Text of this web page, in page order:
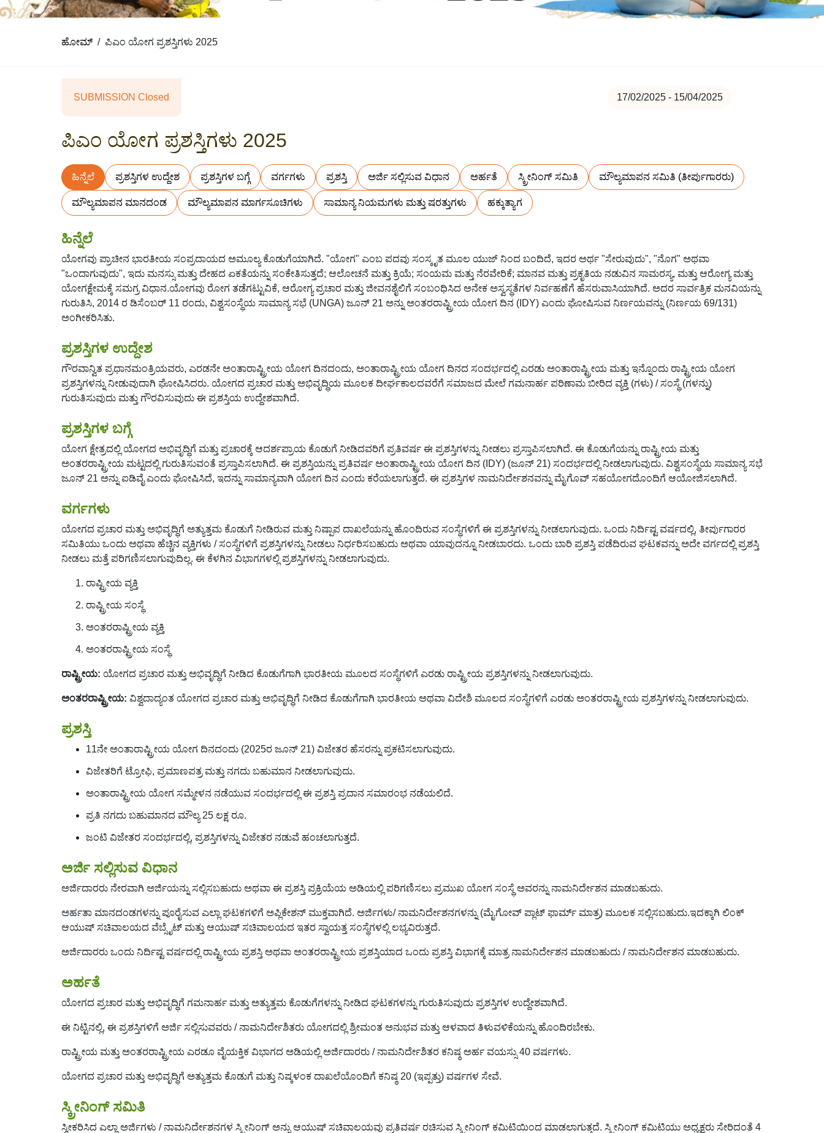
ಹೋಮ್ ಪಿಎಂ ಯೋಗ ಪ್ರಶಸ್ತಿಗಳು 2025
SUBMISSION Closed 17/02/2025 - 15/04/2025
ಪಿಎಂ ಯೋಗ ಪ್ರಶಸ್ತಿಗಳು 2025
ಹಿನ್ನೆಲೆ ಪ್ರಶಸ್ತಿಗಳ ಉದ್ದೇಶ ಪ್ರಶಸ್ತಿಗಳ ಬಗ್ಗೆ ವರ್ಗಗಳು ಪ್ರಶಸ್ತಿ ಅರ್ಜಿ ಸಲ್ಲಿಸುವ ವಿಧಾನ ಅರ್ಹತೆ ಸ್ಕ್ರೀನಿಂಗ್ ಸಮಿತಿ ಮೌಲ್ಯಮಾಪನ ಸಮಿತಿ (ತೀರ್ಪುಗಾರರು)
ಮೌಲ್ಯಮಾಪನ ಮಾನದಂಡ ಮೌಲ್ಯಮಾಪನ ಮಾರ್ಗಸೂಚಿಗಳು ಸಾಮಾನ್ಯ ನಿಯಮಗಳು ಮತ್ತು ಷರತ್ತುಗಳು ಹಕ್ಕುತ್ಯಾಗ
ಹಿನ್ನೆಲೆ
ಯೋಗವು ಪ್ರಾಚೀನ ಭಾರತೀಯ ಸಂಪ್ರದಾಯದ ಅಮೂಲ್ಯ ಕೊಡುಗೆಯಾಗಿದೆ. "ಯೋಗ" ಎಂಬ ಪದವು ಸಂಸ್ಕೃತ ಮೂಲ ಯುಜ್ ನಿಂದ ಬಂದಿದೆ, ಇದರ ಅರ್ಥ "ಸೇರುವುದು", "ನೊಗ" ಅಥವಾ
"ಒಂದಾಗುವುದು", ಇದು ಮನಸ್ಸು ಮತ್ತು ದೇಹದ ಏಕತೆಯನ್ನು ಸಂಕೇತಿಸುತ್ತದೆ; ಆಲೋಚನೆ ಮತ್ತು ಕ್ರಿಯೆ; ಸಂಯಮ ಮತ್ತು ನೆರವೇರಿಕೆ; ಮಾನವ ಮತ್ತು ಪ್ರಕೃತಿಯ ನಡುವಿನ ಸಾಮರಸ್ಯ, ಮತ್ತು ಆರೋಗ್ಯ ಮತ್ತು
ಯೋಗಕ್ಷೇಮಕ್ಕೆ ಸಮಗ್ರ ವಿಧಾನ.ಯೋಗವು ರೋಗ ತಡೆಗಟ್ಟುವಿಕೆ, ಆರೋಗ್ಯ ಪ್ರಚಾರ ಮತ್ತು ಜೀವನಶೈಲಿಗೆ ಸಂಬಂಧಿಸಿದ ಅನೇಕ ಅಸ್ವಸ್ಥತೆಗಳ ನಿರ್ವಹಣೆಗೆ ಹೆಸರುವಾಸಿಯಾಗಿದೆ. ಅದರ ಸಾರ್ವತ್ರಿಕ ಮನವಿಯನ್ನು
ಗುರುತಿಸಿ, 2014 ರ ಡಿಸೆಂಬರ್ 11 ರಂದು, ವಿಶ್ವಸಂಸ್ಥೆಯ ಸಾಮಾನ್ಯ ಸಭೆ (UNGA) ಜೂನ್ 21 ಅನ್ನು ಅಂತರರಾಷ್ಟ್ರೀಯ ಯೋಗ ದಿನ (IDY) ಎಂದು ಘೋಷಿಸುವ ನಿರ್ಣಯವನ್ನು (ನಿರ್ಣಯ 69/131)
ಅಂಗೀಕರಿಸಿತು.
ಪ್ರಶಸ್ತಿಗಳ ಉದ್ದೇಶ
ಗೌರವಾನ್ವಿತ ಪ್ರಧಾನಮಂತ್ರಿಯವರು, ಎರಡನೇ ಅಂತಾರಾಷ್ಟ್ರೀಯ ಯೋಗ ದಿನದಂದು, ಅಂತಾರಾಷ್ಟ್ರೀಯ ಯೋಗ ದಿನದ ಸಂದರ್ಭದಲ್ಲಿ ಎರಡು ಅಂತಾರಾಷ್ಟ್ರೀಯ ಮತ್ತು ಇನ್ನೊಂದು ರಾಷ್ಟ್ರೀಯ ಯೋಗ
ಪ್ರಶಸ್ತಿಗಳನ್ನು ನೀಡುವುದಾಗಿ ಘೋಷಿಸಿದರು. ಯೋಗದ ಪ್ರಚಾರ ಮತ್ತು ಅಭಿವೃದ್ಧಿಯ ಮೂಲಕ ದೀರ್ಘಕಾಲದವರೆಗೆ ಸಮಾಜದ ಮೇಲೆ ಗಮನಾರ್ಹ ಪರಿಣಾಮ ಬೀರಿದ ವ್ಯಕ್ತಿ (ಗಳು) / ಸಂಸ್ಥೆ (ಗಳನ್ನು)
ಗುರುತಿಸುವುದು ಮತ್ತು ಗೌರವಿಸುವುದು ಈ ಪ್ರಶಸ್ತಿಯ ಉದ್ದೇಶವಾಗಿದೆ.
ಪ್ರಶಸ್ತಿಗಳ ಬಗ್ಗೆ
ಯೋಗ ಕ್ಷೇತ್ರದಲ್ಲಿ ಯೋಗದ ಅಭಿವೃದ್ಧಿಗೆ ಮತ್ತು ಪ್ರಚಾರಕ್ಕೆ ಆದರ್ಶಪ್ರಾಯ ಕೊಡುಗೆ ನೀಡಿದವರಿಗೆ ಪ್ರತಿವರ್ಷ ಈ ಪ್ರಶಸ್ತಿಗಳನ್ನು ನೀಡಲು ಪ್ರಸ್ತಾಪಿಸಲಾಗಿದೆ. ಈ ಕೊಡುಗೆಯನ್ನು ರಾಷ್ಟ್ರೀಯ ಮತ್ತು
ಅಂತರರಾಷ್ಟ್ರೀಯ ಮಟ್ಟದಲ್ಲಿ ಗುರುತಿಸುವಂತೆ ಪ್ರಸ್ತಾಪಿಸಲಾಗಿದೆ. ಈ ಪ್ರಶಸ್ತಿಯನ್ನು ಪ್ರತಿವರ್ಷ ಅಂತಾರಾಷ್ಟ್ರೀಯ ಯೋಗ ದಿನ (IDY) (ಜೂನ್ 21) ಸಂದರ್ಭದಲ್ಲಿ ನೀಡಲಾಗುವುದು. ವಿಶ್ವಸಂಸ್ಥೆಯ ಸಾಮಾನ್ಯ ಸಭೆ
ಜೂನ್ 21 ಅನ್ನು ಐಡಿವೈ ಎಂದು ಘೋಷಿಸಿದೆ, ಇದನ್ನು ಸಾಮಾನ್ಯವಾಗಿ ಯೋಗ ದಿನ ಎಂದು ಕರೆಯಲಾಗುತ್ತದೆ. ಈ ಪ್ರಶಸ್ತಿಗಳ ನಾಮನಿರ್ದೇಶನವನ್ನು ಮೈಗೊವ್ ಸಹಯೋಗದೊಂದಿಗೆ ಆಯೋಜಿಸಲಾಗಿದೆ.
ವರ್ಗಗಳು
ಯೋಗದ ಪ್ರಚಾರ ಮತ್ತು ಅಭಿವೃದ್ಧಿಗೆ ಅತ್ಯುತ್ತಮ ಕೊಡುಗೆ ನೀಡಿರುವ ಮತ್ತು ನಿಷ್ಪಾಪ ದಾಖಲೆಯನ್ನು ಹೊಂದಿರುವ ಸಂಸ್ಥೆಗಳಿಗೆ ಈ ಪ್ರಶಸ್ತಿಗಳನ್ನು ನೀಡಲಾಗುವುದು. ಒಂದು ನಿರ್ದಿಷ್ಟ ವರ್ಷದಲ್ಲಿ, ತೀರ್ಪುಗಾರರ
ಸಮಿತಿಯು ಒಂದು ಅಥವಾ ಹೆಚ್ಚಿನ ವ್ಯಕ್ತಿಗಳು / ಸಂಸ್ಥೆಗಳಿಗೆ ಪ್ರಶಸ್ತಿಗಳನ್ನು ನೀಡಲು ನಿರ್ಧರಿಸಬಹುದು ಅಥವಾ ಯಾವುದನ್ನೂ ನೀಡಬಾರದು. ಒಂದು ಬಾರಿ ಪ್ರಶಸ್ತಿ ಪಡೆದಿರುವ ಘಟಕವನ್ನು ಅದೇ ವರ್ಗದಲ್ಲಿ ಪ್ರಶಸ್ತಿ
ನೀಡಲು ಮತ್ತೆ ಪರಿಗಣಿಸಲಾಗುವುದಿಲ್ಲ. ಈ ಕೆಳಗಿನ ವಿಭಾಗಗಳಲ್ಲಿ ಪ್ರಶಸ್ತಿಗಳನ್ನು ನೀಡಲಾಗುವುದು.
ರಾಷ್ಟ್ರೀಯ ವ್ಯಕ್ತಿ
ರಾಷ್ಟ್ರೀಯ ಸಂಸ್ಥೆ
ಅಂತರರಾಷ್ಟ್ರೀಯ ವ್ಯಕ್ತಿ
ಅಂತರರಾಷ್ಟ್ರೀಯ ಸಂಸ್ಥೆ
ರಾಷ್ಟ್ರೀಯ: ಯೋಗದ ಪ್ರಚಾರ ಮತ್ತು ಅಭಿವೃದ್ಧಿಗೆ ನೀಡಿದ ಕೊಡುಗೆಗಾಗಿ ಭಾರತೀಯ ಮೂಲದ ಸಂಸ್ಥೆಗಳಿಗೆ ಎರಡು ರಾಷ್ಟ್ರೀಯ ಪ್ರಶಸ್ತಿಗಳನ್ನು ನೀಡಲಾಗುವುದು.
ಅಂತರರಾಷ್ಟ್ರೀಯ: ವಿಶ್ವದಾದ್ಯಂತ ಯೋಗದ ಪ್ರಚಾರ ಮತ್ತು ಅಭಿವೃದ್ಧಿಗೆ ನೀಡಿದ ಕೊಡುಗೆಗಾಗಿ ಭಾರತೀಯ ಅಥವಾ ವಿದೇಶಿ ಮೂಲದ ಸಂಸ್ಥೆಗಳಿಗೆ ಎರಡು ಅಂತರರಾಷ್ಟ್ರೀಯ ಪ್ರಶಸ್ತಿಗಳನ್ನು ನೀಡಲಾಗುವುದು.
ಪ್ರಶಸ್ತಿ
11ನೇ ಅಂತಾರಾಷ್ಟ್ರೀಯ ಯೋಗ ದಿನದಂದು (2025ರ ಜೂನ್ 21) ವಿಜೇತರ ಹೆಸರನ್ನು ಪ್ರಕಟಿಸಲಾಗುವುದು.
ವಿಜೇತರಿಗೆ ಟ್ರೋಫಿ, ಪ್ರಮಾಣಪತ್ರ ಮತ್ತು ನಗದು ಬಹುಮಾನ ನೀಡಲಾಗುವುದು.
ಅಂತಾರಾಷ್ಟ್ರೀಯ ಯೋಗ ಸಮ್ಮೇಳನ ನಡೆಯುವ ಸಂದರ್ಭದಲ್ಲಿ ಈ ಪ್ರಶಸ್ತಿ ಪ್ರದಾನ ಸಮಾರಂಭ ನಡೆಯಲಿದೆ.
ಪ್ರತಿ ನಗದು ಬಹುಮಾನದ ಮೌಲ್ಯ 25 ಲಕ್ಷ ರೂ.
ಜಂಟಿ ವಿಜೇತರ ಸಂದರ್ಭದಲ್ಲಿ, ಪ್ರಶಸ್ತಿಗಳನ್ನು ವಿಜೇತರ ನಡುವೆ ಹಂಚಲಾಗುತ್ತದೆ.
ಅರ್ಜಿ ಸಲ್ಲಿಸುವ ವಿಧಾನ
ಅರ್ಜಿದಾರರು ನೇರವಾಗಿ ಅರ್ಜಿಯನ್ನು ಸಲ್ಲಿಸಬಹುದು ಅಥವಾ ಈ ಪ್ರಶಸ್ತಿ ಪ್ರಕ್ರಿಯೆಯ ಅಡಿಯಲ್ಲಿ ಪರಿಗಣಿಸಲು ಪ್ರಮುಖ ಯೋಗ ಸಂಸ್ಥೆ ಅವರನ್ನು ನಾಮನಿರ್ದೇಶನ ಮಾಡಬಹುದು.
ಅರ್ಹತಾ ಮಾನದಂಡಗಳನ್ನು ಪೂರೈಸುವ ಎಲ್ಲಾ ಘಟಕಗಳಿಗೆ ಅಪ್ಲಿಕೇಶನ್ ಮುಕ್ತವಾಗಿದೆ. ಅರ್ಜಿಗಳು/ ನಾಮನಿರ್ದೇಶನಗಳನ್ನು (ಮೈಗೋವ್ ಪ್ಲಾಟ್ ಫಾರ್ಮ್ ಮಾತ್ರ) ಮೂಲಕ ಸಲ್ಲಿಸಬಹುದು.ಇದಕ್ಕಾಗಿ ಲಿಂಕ್
ಆಯುಷ್ ಸಚಿವಾಲಯದ ವೆಬ್ಸೈಟ್ ಮತ್ತು ಆಯುಷ್ ಸಚಿವಾಲಯದ ಇತರ ಸ್ವಾಯತ್ತ ಸಂಸ್ಥೆಗಳಲ್ಲಿ ಲಭ್ಯವಿರುತ್ತದೆ.
ಅರ್ಜಿದಾರರು ಒಂದು ನಿರ್ದಿಷ್ಟ ವರ್ಷದಲ್ಲಿ ರಾಷ್ಟ್ರೀಯ ಪ್ರಶಸ್ತಿ ಅಥವಾ ಅಂತರರಾಷ್ಟ್ರೀಯ ಪ್ರಶಸ್ತಿಯಾದ ಒಂದು ಪ್ರಶಸ್ತಿ ವಿಭಾಗಕ್ಕೆ ಮಾತ್ರ ನಾಮನಿರ್ದೇಶನ ಮಾಡಬಹುದು / ನಾಮನಿರ್ದೇಶನ ಮಾಡಬಹುದು.
ಅರ್ಹತೆ
ಯೋಗದ ಪ್ರಚಾರ ಮತ್ತು ಅಭಿವೃದ್ಧಿಗೆ ಗಮನಾರ್ಹ ಮತ್ತು ಅತ್ಯುತ್ತಮ ಕೊಡುಗೆಗಳನ್ನು ನೀಡಿದ ಘಟಕಗಳನ್ನು ಗುರುತಿಸುವುದು ಪ್ರಶಸ್ತಿಗಳ ಉದ್ದೇಶವಾಗಿದೆ.
ಈ ನಿಟ್ಟಿನಲ್ಲಿ, ಈ ಪ್ರಶಸ್ತಿಗಳಿಗೆ ಅರ್ಜಿ ಸಲ್ಲಿಸುವವರು / ನಾಮನಿರ್ದೇಶಿತರು ಯೋಗದಲ್ಲಿ ಶ್ರೀಮಂತ ಅನುಭವ ಮತ್ತು ಆಳವಾದ ತಿಳುವಳಿಕೆಯನ್ನು ಹೊಂದಿರಬೇಕು.
ರಾಷ್ಟ್ರೀಯ ಮತ್ತು ಅಂತರರಾಷ್ಟ್ರೀಯ ಎರಡೂ ವೈಯಕ್ತಿಕ ವಿಭಾಗದ ಅಡಿಯಲ್ಲಿ ಅರ್ಜಿದಾರರು / ನಾಮನಿರ್ದೇಶಿತರ ಕನಿಷ್ಠ ಅರ್ಹ ವಯಸ್ಸು 40 ವರ್ಷಗಳು.
ಯೋಗದ ಪ್ರಚಾರ ಮತ್ತು ಅಭಿವೃದ್ಧಿಗೆ ಅತ್ಯುತ್ತಮ ಕೊಡುಗೆ ಮತ್ತು ನಿಷ್ಕಳಂಕ ದಾಖಲೆಯೊಂದಿಗೆ ಕನಿಷ್ಠ 20 (ಇಪ್ಪತ್ತು) ವರ್ಷಗಳ ಸೇವೆ.
ಸ್ಕ್ರೀನಿಂಗ್ ಸಮಿತಿ
ಸ್ವೀಕರಿಸಿದ ಎಲ್ಲಾ ಅರ್ಜಿಗಳು / ನಾಮನಿರ್ದೇಶನಗಳ ಸ್ಕ್ರೀನಿಂಗ್ ಅನ್ನು ಆಯುಷ್ ಸಚಿವಾಲಯವು ಪ್ರತಿವರ್ಷ ರಚಿಸುವ ಸ್ಕ್ರೀನಿಂಗ್ ಕಮಿಟಿಯಿಂದ ಮಾಡಲಾಗುತ್ತದೆ. ಸ್ಕ್ರೀನಿಂಗ್ ಕಮಿಟಿಯು ಅಧ್ಯಕ್ಷರು ಸೇರಿದಂತೆ 4